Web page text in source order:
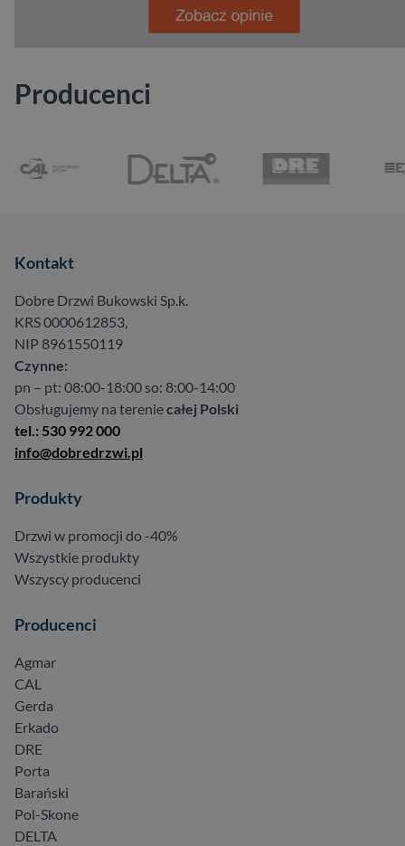
Producenci
Kontakt
Dobre Drzwi Bukowski Sp.k.
KRS 0000612853,
NIP 8961550119
Czynne:
pn – pt: 08:00-18:00 so: 8:00-14:00
Obsługujemy na tereniecałej Polski
tel.: 530 992 000
info@dobredrzwi.pl
Produkty
Drzwi w promocji do -40%
Wszystkie produkty
Wszyscy producenci
Producenci
Agmar
CAL
Gerda
Erkado
DRE
Porta
Barański
Pol-Skone
DELTA